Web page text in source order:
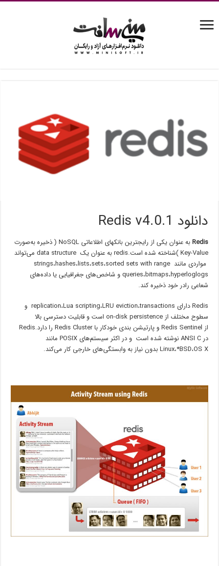
دانلود Redis v4.0.1
Redis
به عنوان یکی از رایجترین بانکهای اطلاعاتی NoSQL ( ذخیره به‌صورت
Key-Value )شناخته شده است.redis به عنوان یک data structure می‌تواند
مواردی مانند strings،hashes،lists،sets،sorted sets with range
queries،bitmaps،hyperloglogs و شاخص‌های جغرافیایی یا داده‌های
شعاعی رادر خود ذخیره کند.
Redis دارای replication،Lua scripting،LRU eviction،transactions و
سطوح مختلف از on-disk persistence است و قابلیت دسترسی بالا
از Redis Sentinel و پارتیشن بندی خودکار با Redis Cluster را دارد.Redis
در ANSI C نوشته شده است و در اکثر سیستم‌های POSIX مانند
Linux،*BSD،OS X بدون نیاز به وابستگی‌های خارجی کار می‌کند.